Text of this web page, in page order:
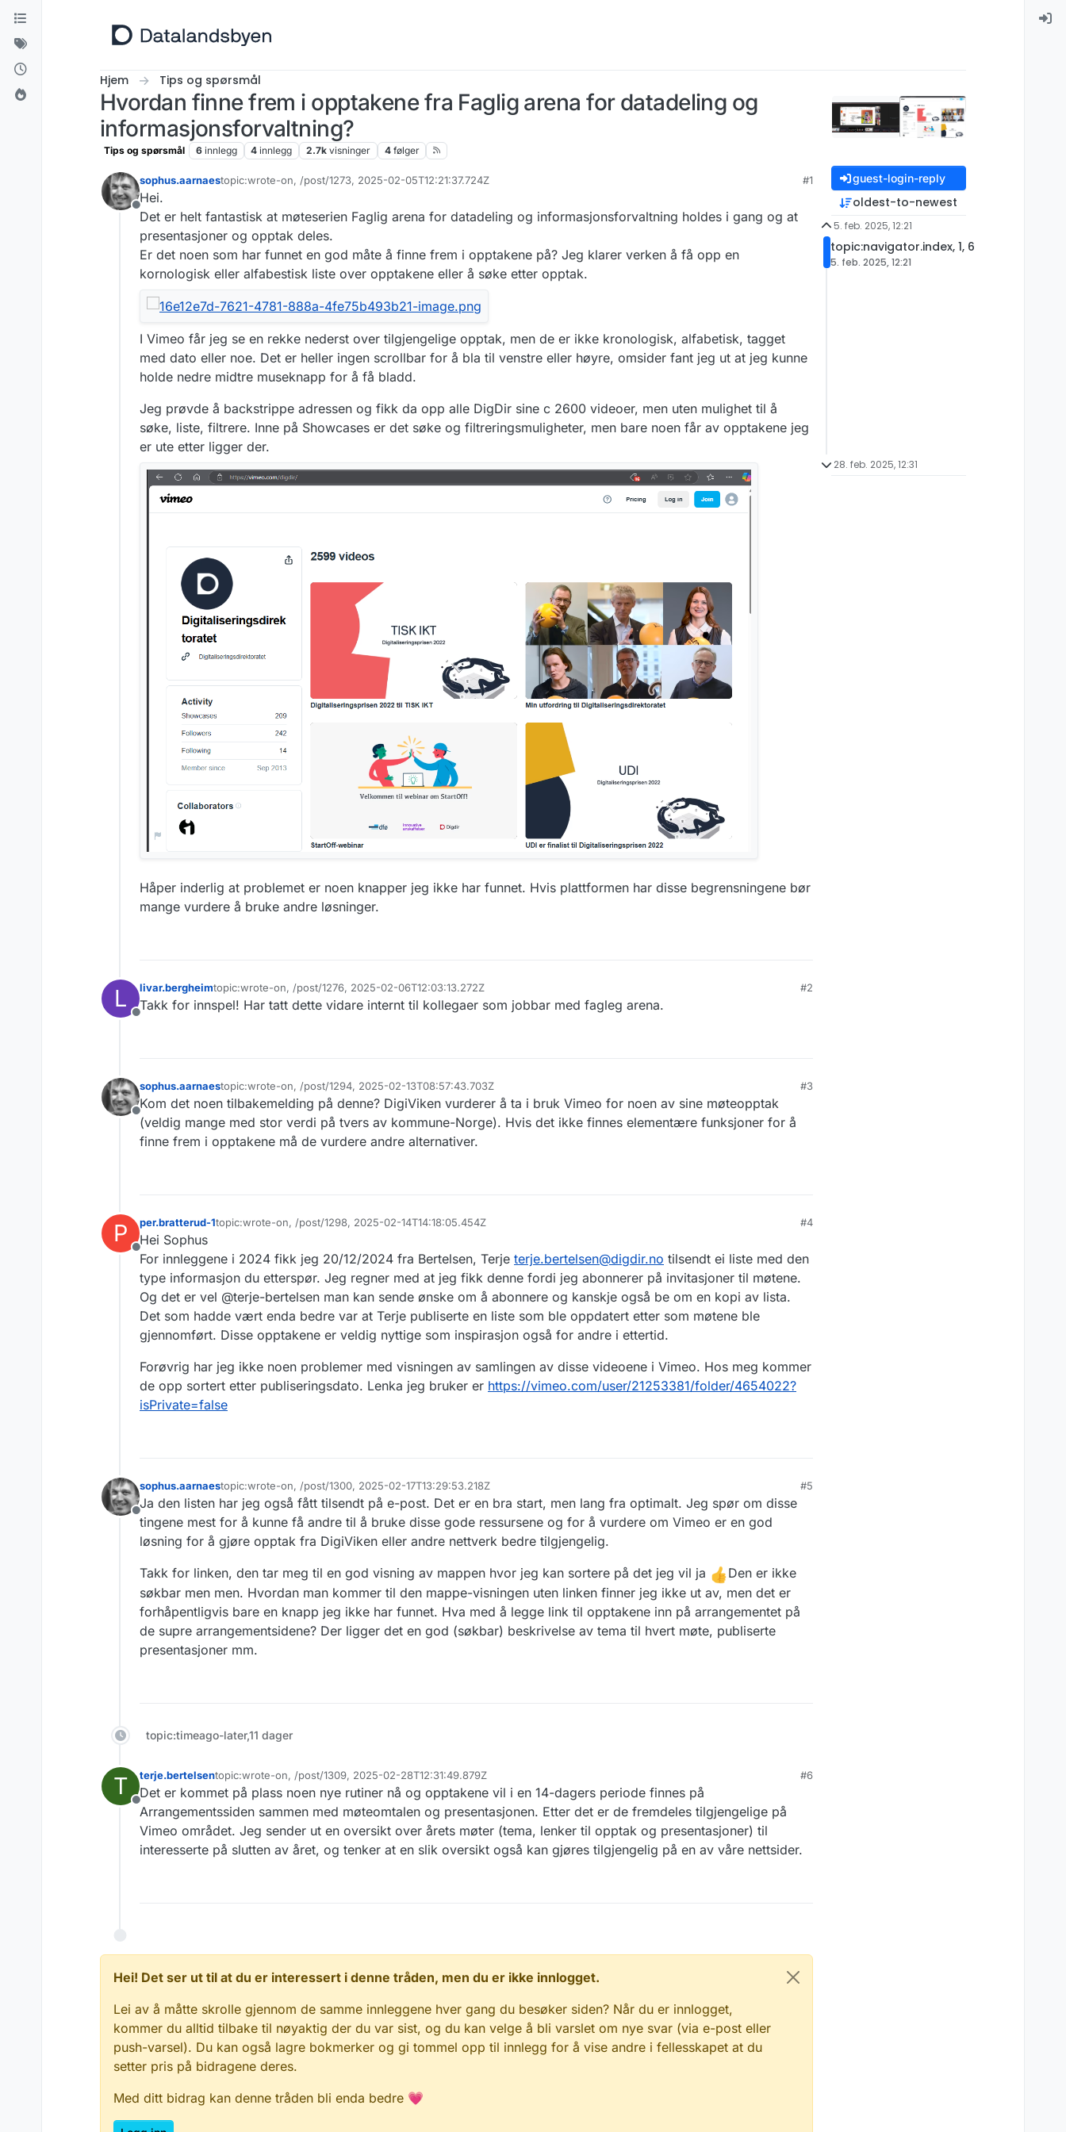
Hopp til innhold
Hjem Tips og spørsmål
Hvordan finne frem i opptakene fra Faglig arena for datadeling og
informasjonsforvaltning?
Tips og spørsmål 6 innlegg 4 innlegg 2.7k visninger 4 følger
Frakoblet
sophus.aarnaestopic:wrote-on, /post/1273, 2025-02-05T12:21:37.724Z
Sist endret av
#1
Hei.
Det er helt fantastisk at møteserien Faglig arena for datadeling og informasjonsforvaltning holdes i gang og at
presentasjoner og opptak deles.
Er det noen som har funnet en god måte å finne frem i opptakene på? Jeg klarer verken å få opp en
kornologisk eller alfabestisk liste over opptakene eller å søke etter opptak.
I Vimeo får jeg se en rekke nederst over tilgjengelige opptak, men de er ikke kronologisk, alfabetisk, tagget
med dato eller noe. Det er heller ingen scrollbar for å bla til venstre eller høyre, omsider fant jeg ut at jeg kunne
holde nedre midtre museknapp for å få bladd.
Jeg prøvde å backstrippe adressen og fikk da opp alle DigDir sine c 2600 videoer, men uten mulighet til å
søke, liste, filtrere. Inne på Showcases er det søke og filtreringsmuligheter, men bare noen får av opptakene jeg
er ute etter ligger der.
Håper inderlig at problemet er noen knapper jeg ikke har funnet. Hvis plattformen har disse begrensningene bør
mange vurdere å bruke andre løsninger.
L
Frakoblet
livar.bergheimtopic:wrote-on, /post/1276, 2025-02-06T12:03:13.272Z
Sist endret av
#2
Takk for innspel! Har tatt dette vidare internt til kollegaer som jobbar med fagleg arena.
Frakoblet
sophus.aarnaestopic:wrote-on, /post/1294, 2025-02-13T08:57:43.703Z
Sist endret av
#3
Kom det noen tilbakemelding på denne? DigiViken vurderer å ta i bruk Vimeo for noen av sine møteopptak
(veldig mange med stor verdi på tvers av kommune-Norge). Hvis det ikke finnes elementære funksjoner for å
finne frem i opptakene må de vurdere andre alternativer.
P
Frakoblet
per.bratterud-1topic:wrote-on, /post/1298, 2025-02-14T14:18:05.454Z
Sist endret av
#4
Hei Sophus
For innleggene i 2024 fikk jeg 20/12/2024 fra Bertelsen, Terje terje.bertelsen@digdir.no tilsendt ei liste med den
type informasjon du etterspør. Jeg regner med at jeg fikk denne fordi jeg abonnerer på invitasjoner til møtene.
Og det er vel @terje-bertelsen man kan sende ønske om å abonnere og kanskje også be om en kopi av lista.
Det som hadde vært enda bedre var at Terje publiserte en liste som ble oppdatert etter som møtene ble
gjennomført. Disse opptakene er veldig nyttige som inspirasjon også for andre i ettertid.
Forøvrig har jeg ikke noen problemer med visningen av samlingen av disse videoene i Vimeo. Hos meg kommer
de opp sortert etter publiseringsdato. Lenka jeg bruker er https://vimeo.com/user/21253381/folder/4654022?
isPrivate=false
Frakoblet
sophus.aarnaestopic:wrote-on, /post/1300, 2025-02-17T13:29:53.218Z
Sist endret av
#5
Ja den listen har jeg også fått tilsendt på e-post. Det er en bra start, men lang fra optimalt. Jeg spør om disse
tingene mest for å kunne få andre til å bruke disse gode ressursene og for å vurdere om Vimeo er en god
løsning for å gjøre opptak fra DigiViken eller andre nettverk bedre tilgjengelig.
Takk for linken, den tar meg til en god visning av mappen hvor jeg kan sortere på det jeg vil ja
Den er ikke
søkbar men men. Hvordan man kommer til den mappe-visningen uten linken finner jeg ikke ut av, men det er
forhåpentligvis bare en knapp jeg ikke har funnet. Hva med å legge link til opptakene inn på arrangementet på
de supre arrangementsidene? Der ligger det en god (søkbar) beskrivelse av tema til hvert møte, publiserte
presentasjoner mm.
topic:timeago-later,11 dager
T
Frakoblet
terje.bertelsentopic:wrote-on, /post/1309, 2025-02-28T12:31:49.879Z
Sist endret av
#6
Det er kommet på plass noen nye rutiner nå og opptakene vil i en 14-dagers periode finnes på
Arrangementssiden sammen med møteomtalen og presentasjonen. Etter det er de fremdeles tilgjengelige på
Vimeo området. Jeg sender ut en oversikt over årets møter (tema, lenker til opptak og presentasjoner) til
interesserte på slutten av året, og tenker at en slik oversikt også kan gjøres tilgjengelig på en av våre nettsider.
Hei! Det ser ut til at du er interessert i denne tråden, men du er ikke innlogget.
Lei av å måtte skrolle gjennom de samme innleggene hver gang du besøker siden? Når du er innlogget,
kommer du alltid tilbake til nøyaktig der du var sist, og du kan velge å bli varslet om nye svar (via e-post eller
push-varsel). Du kan også lagre bokmerker og gi tommel opp til innlegg for å vise andre i fellesskapet at du
setter pris på bidragene deres.
Med ditt bidrag kan denne tråden bli enda bedre 💗
guest-login-reply
oldest-to-newest
5. feb. 2025, 12:21
topic:navigator.index, 1, 6
5. feb. 2025, 12:21
28. feb. 2025, 12:31